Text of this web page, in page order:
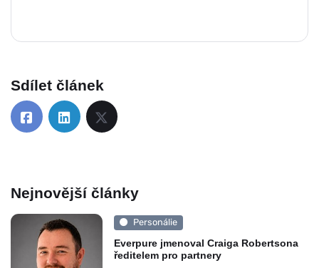
Sdílet článek
Nejnovější články
Personálie
Everpure jmenoval Craiga Robertsona
ředitelem pro partnery